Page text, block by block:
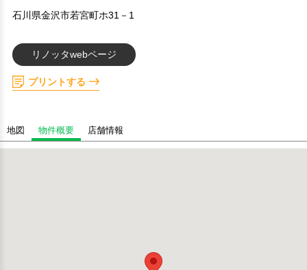
石川県金沢市若宮町ホ31－1
リノッタwebページ
プリントする
地図 物件概要 店舗情報